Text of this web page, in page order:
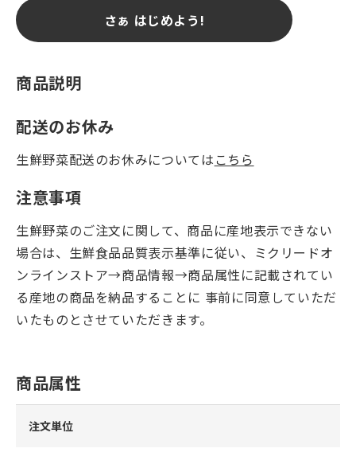
さぁ はじめよう!
商品説明
配送のお休み
生鮮野菜配送のお休みについては こちら
注意事項
生鮮野菜のご注文に関して、商品に産地表示できない
場合は、生鮮食品品質表示基準に従い、ミクリードオ
ンラインストア→商品情報→商品属性に記載されてい
る産地の商品を納品することに 事前に同意していただ
いたものとさせていただきます。
商品属性
注文単位